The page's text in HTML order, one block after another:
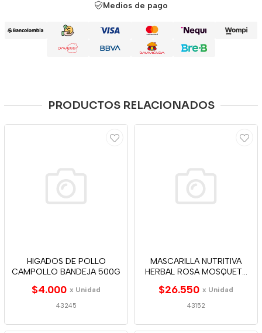
Medios de pago
PRODUCTOS RELACIONADOS
HIGADOS DE POLLO
CAMPOLLO BANDEJA 500G
$4.000 x Unidad
43245
MASCARILLA NUTRITIVA
HERBAL ROSA MOSQUETA
$26.550 x Unidad
43152